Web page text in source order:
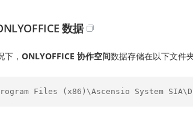
数据
下， ONLYOFFICE 协作空间数据存储在以下文件
Files (x86)\Ascensio System